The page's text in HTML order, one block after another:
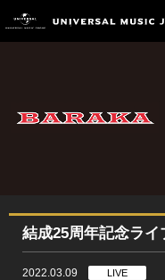
結成25周年記念ライ
2022.03.09 LIVE